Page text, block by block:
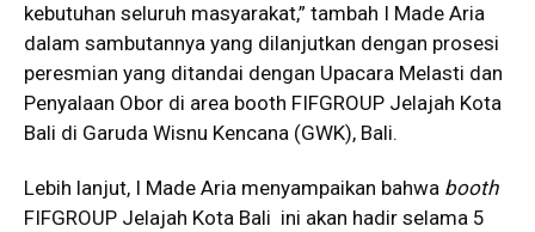
kebutuhan seluruh masyarakat,” tambah I Made Aria
dalam sambutannya yang dilanjutkan dengan prosesi
peresmian yang ditandai dengan Upacara Melasti dan
Penyalaan Obor di area booth FIFGROUP Jelajah Kota
Bali di Garuda Wisnu Kencana (GWK), Bali.
Lebih lanjut, I Made Aria menyampaikan bahwa booth
FIFGROUP Jelajah Kota Bali ini akan hadir selama 5